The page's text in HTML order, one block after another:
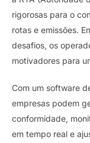
rigorosas para o
rotas e emissões.
desafios, os
motivadores para
Com um software
empresas podem
conformidade,
em tempo real e